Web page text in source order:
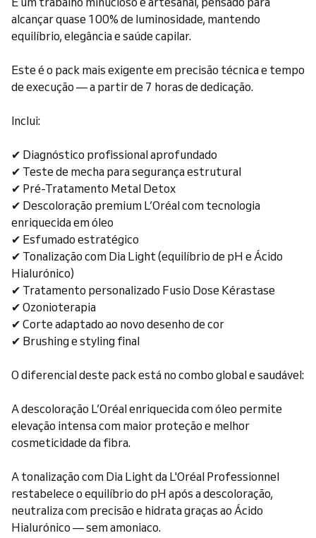
alcançar quase 100% de luminosidade, mantendo
equilíbrio, elegância e saúde capilar.
Este é o pack mais exigente em precisão técnica e tempo
de execução — a partir de 7 horas de dedicação.
Inclui:
✔ Diagnóstico profissional aprofundado
✔ Teste de mecha para segurança estrutural
✔ Pré-Tratamento Metal Detox
✔ Descoloração premium L’Oréal com tecnologia
enriquecida em óleo
✔ Esfumado estratégico
✔ Tonalização com Dia Light (equilíbrio de pH e Ácido
Hialurónico)
✔ Tratamento personalizado Fusio Dose Kérastase
✔ Ozonioterapia
✔ Corte adaptado ao novo desenho de cor
✔ Brushing e styling final
O diferencial deste pack está no combo global e saudável:
A descoloração L’Oréal enriquecida com óleo permite
elevação intensa com maior proteção e melhor
cosmeticidade da fibra.
A tonalização com Dia Light da L'Oréal Professionnel
restabelece o equilíbrio do pH após a descoloração,
neutraliza com precisão e hidrata graças ao Ácido
Hialurónico — sem amoniaco.